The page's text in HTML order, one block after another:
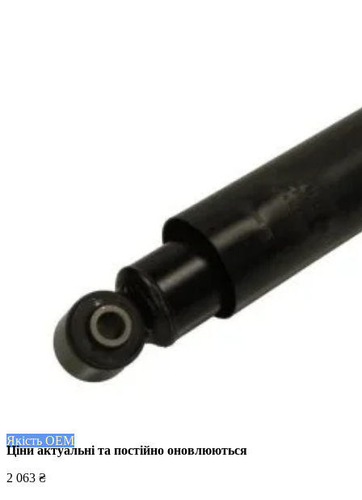
Якість OEM
Ціни актуальні та постійно оновлюються
2 063 ₴